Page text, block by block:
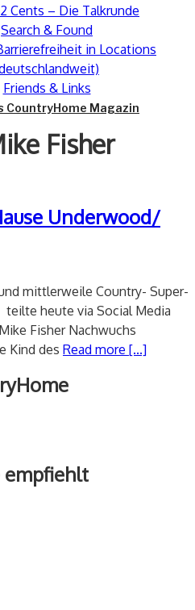
Cents – Die Talkrunde
Search & Found
in Locations
Friends & Links
CountryHome Magazin
Fisher
Underwood/
mittlerweile Country- Super-
teilte heute via Social Media
Fisher Nachwuchs
Kind des Read more [...]
empfiehlt